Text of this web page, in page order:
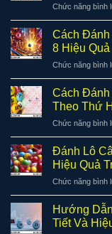
Chức năng bình
Cách Đánh
8 Hiệu
Chức năng bình
Cách Đánh
Theo Thứ
Chức năng bình
Đánh Lô
Hiệu Quả
Chức năng bình
Hướng
Tiết Và